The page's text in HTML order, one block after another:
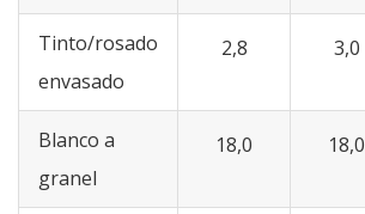
Tinto/rosado
envasado
2,8 3,0
Blanco a
granel
18,0 18,0